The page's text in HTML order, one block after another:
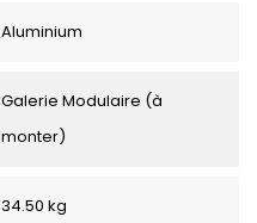
Aluminium
Galerie Modulaire (à
monter)
34.50 kg